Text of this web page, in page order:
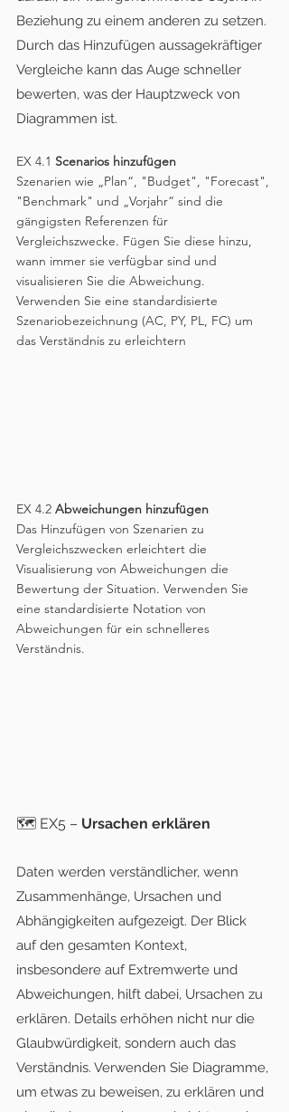
Beziehung zu einem anderen zu setzen.
Durch das Hinzufügen aussagekräftiger
Vergleiche kann das Auge schneller
bewerten, was der Hauptzweck von
Diagrammen ist.
EX 4.1 Scenarios hinzufügen
Szenarien wie „Plan“, "Budget", "Forecast",
"Benchmark" und „Vorjahr“ sind die
gängigsten Referenzen für
Vergleichszwecke. Fügen Sie diese hinzu,
wann immer sie verfügbar sind und
visualisieren Sie die Abweichung.
Verwenden Sie eine standardisierte
Szenariobezeichnung (AC, PY, PL, FC) um
das Verständnis zu erleichtern
EX 4.2 Abweichungen hinzufügen
Das Hinzufügen von Szenarien zu
Vergleichszwecken erleichtert die
Visualisierung von Abweichungen die
Bewertung der Situation. Verwenden Sie
eine standardisierte Notation von
Abweichungen für ein schnelleres
Verständnis.
🗺️ EX5 – Ursachen erklären
Daten werden verständlicher, wenn
Zusammenhänge, Ursachen und
Abhängigkeiten aufgezeigt. Der Blick
auf den gesamten Kontext,
insbesondere auf Extremwerte und
Abweichungen, hilft dabei, Ursachen zu
erklären. Details erhöhen nicht nur die
Glaubwürdigkeit, sondern auch das
Verständnis. Verwenden Sie Diagramme,
um etwas zu beweisen, zu erklären und